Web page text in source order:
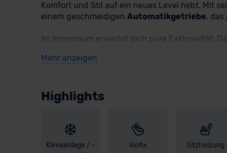
Komfort und Stil auf ein neues Level hebt. Mit
einem geschmeidigen Automatikgetriebe,
Im Innenraum erwartet dich pure Exklusivität:
schafft. DasBMW Live Cockpit Professional
Surround View System
Klimaautomatik
Kardon Surround Sound System
, wie gut sich
Leichtmetallräder
und die
Mehr anzeigen
Highlights
Klimaanlage / -
Isofix Sitzheizung